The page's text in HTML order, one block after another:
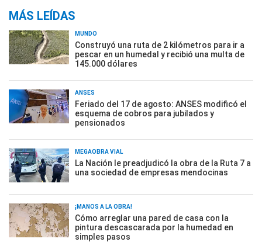
MÁS LEÍDAS
MUNDO
Construyó una ruta de 2 kilómetros para ir a
pescar en un humedal y recibió una multa de
145.000 dólares
ANSES
Feriado del 17 de agosto: ANSES modificó el
esquema de cobros para jubilados y
pensionados
MEGAOBRA VIAL
La Nación le preadjudicó la obra de la Ruta 7 a
una sociedad de empresas mendocinas
¡MANOS A LA OBRA!
Cómo arreglar una pared de casa con la
pintura descascarada por la humedad en
simples pasos